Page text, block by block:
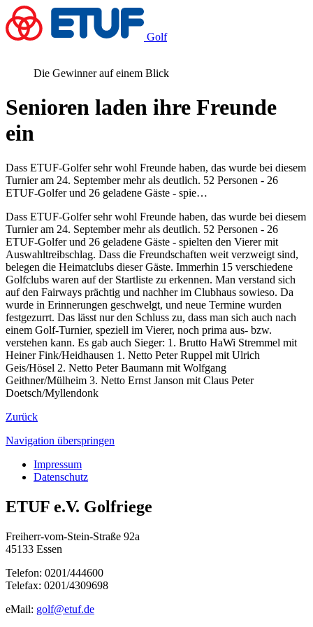
Golf
Die Gewinner auf einem Blick
Senioren laden ihre Freunde
ein
Dass ETUF-Golfer sehr wohl Freunde haben, das wurde bei diesem
Turnier am 24. September mehr als deutlich. 52 Personen - 26
ETUF-Golfer und 26 geladene Gäste - spie…
Dass ETUF-Golfer sehr wohl Freunde haben, das wurde bei diesem
Turnier am 24. September mehr als deutlich. 52 Personen - 26
ETUF-Golfer und 26 geladene Gäste - spielten den Vierer mit
Auswahltreibschlag. Dass die Freundschaften weit verzweigt sind,
belegen die Heimatclubs dieser Gäste. Immerhin 15 verschiedene
Golfclubs waren auf der Startliste zu erkennen. Man verstand sich
auf den Fairways prächtig und nachher im Clubhaus sowieso. Da
wurde in Erinnerungen geschwelgt, und neue Termine wurden
festgezurrt. Das lässt nur den Schluss zu, dass man sich auch nach
einem Golf-Turnier, speziell im Vierer, noch prima aus- bzw.
verstehen kann. Es gab auch Sieger: 1. Brutto HaWi Stremmel mit
Heiner Fink/Heidhausen 1. Netto Peter Ruppel mit Ulrich
Geis/Hösel 2. Netto Peter Baumann mit Wolfgang
Geithner/Mülheim 3. Netto Ernst Janson mit Claus Peter
Doetsch/Myllendonk
Zurück
Navigation überspringen
Impressum
Datenschutz
ETUF e.V. Golfriege
Freiherr-vom-Stein-Straße 92a
45133 Essen
Telefon: 0201/444600
Telefax: 0201/4309698
eMail: golf@etuf.de